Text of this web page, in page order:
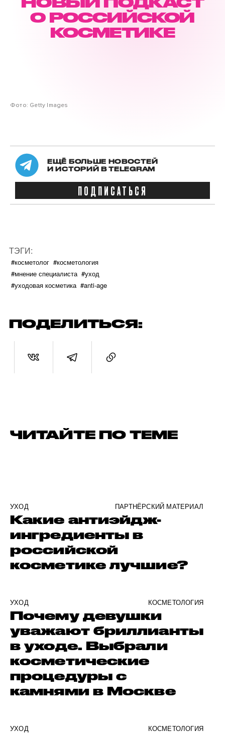
О РОССИЙСКОЙ
КОСМЕТИКЕ
Фото: Getty Images
ЕЩЁ БОЛЬШЕ НОВОСТЕЙ
И ИСТОРИЙ В TELEGRAM
ПОДПИСАТЬСЯ
ТЭГИ:
#косметолог #косметология
#мнение специалиста #уход
#уходовая косметика #anti-age
ПОДЕЛИТЬСЯ:
ЧИТАЙТЕ ПО ТЕМЕ
УХОД ПАРТНЁРСКИЙ МАТЕРИАЛ
Какие антиэйдж-
ингредиенты в
российской
косметике лучшие?
УХОД КОСМЕТОЛОГИЯ
Почему девушки
уважают бриллианты
в уходе. Выбрали
косметические
процедуры с
камнями в Москве
УХОД КОСМЕТОЛОГИЯ